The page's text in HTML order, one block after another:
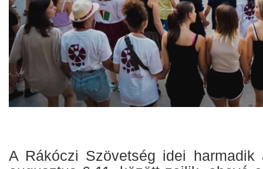
A Rákóczi Szövetség idei harmadik